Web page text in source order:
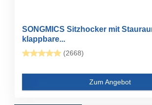
SONGMICS Sitzhocker mit
klappbare...
(2668)
Zum Angebot